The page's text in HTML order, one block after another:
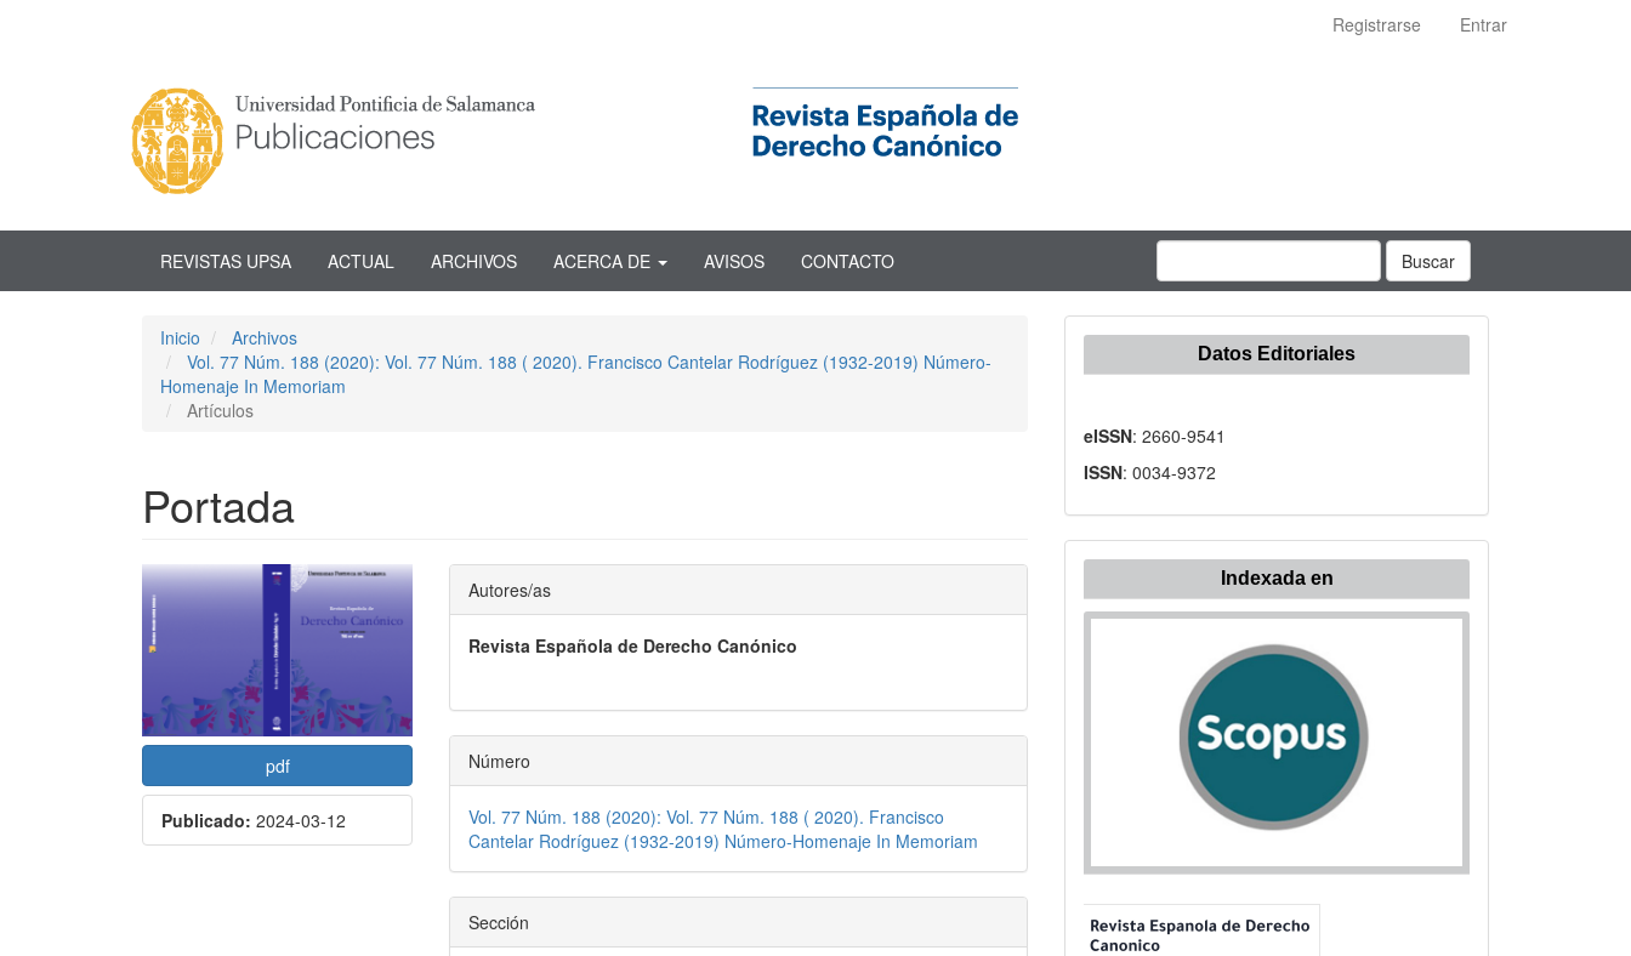
Registrarse Entrar
REVISTAS UPSA ACTUAL ARCHIVOS ACERCA DE AVISOS CONTACTO Buscar
Inicio
Archivos
Vol. 77 Núm. 188 (2020): Vol. 77 Núm. 188 ( 2020). Francisco Cantelar Rodríguez (1932-2019) Número-
Homenaje In Memoriam
Artículos
Portada
Barra
lateral
del
artículo
pdf
Publicado: 2024-03-12
Contenido
principal
del
artículo
Autores/as
Revista Española de Derecho Canónico
Número
Vol. 77 Núm. 188 (2020): Vol. 77 Núm. 188 ( 2020). Francisco
Cantelar Rodríguez (1932-2019) Número-Homenaje In Memoriam
Sección
Datos Editoriales
eISSN: 2660-9541
ISSN: 0034-9372
Indexada
Indexada en